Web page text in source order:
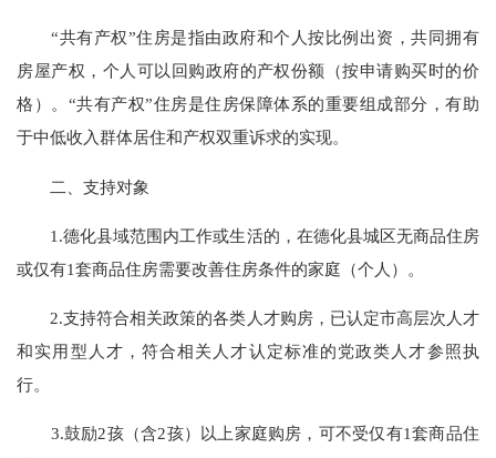
“共有产权”住房是指由政府和个人按比例出资，共同拥有
房屋产权，个人可以回购政府的产权份额（按申请购买时的价
格）。“共有产权”住房是住房保障体系的重要组成部分，有助
于中低收入群体居住和产权双重诉求的实现。
二、支持对象
1.德化县域范围内工作或生活的，在德化县城区无商品住房
或仅有1套商品住房需要改善住房条件的家庭（个人）。
2.支持符合相关政策的各类人才购房，已认定市高层次人才
和实用型人才，符合相关人才认定标准的党政类人才参照执
行。
3.鼓励2孩（含2孩）以上家庭购房，可不受仅有1套商品住